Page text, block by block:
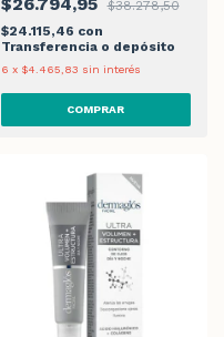
$38.278,50
$24.115,46 con
Transferencia o depósito
6 x $4.465,83 sin interés